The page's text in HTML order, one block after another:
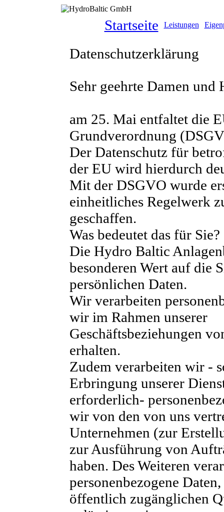
Startseite Leistungen
Datenschutzerklärung
Sehr geehrte Damen und
am 25. Mai entfaltet die
Grundverordnung
Der Datenschutz für
der EU wird hierdurch
Mit der DSGVO wurde
einheitliches Regelwerk
geschaffen.
Was bedeutet das für Sie?
Die Hydro Baltic
besonderen Wert auf die
persönlichen Daten.
Wir verarbeiten
wir im Rahmen unserer
Geschäftsbeziehungen
erhalten.
Zudem verarbeiten wir -
Erbringung unserer
erforderlich-
wir von den von uns
Unternehmen (zur
zur Ausführung von
haben. Des Weiteren
personenbezogene
öffentlich zugänglichen